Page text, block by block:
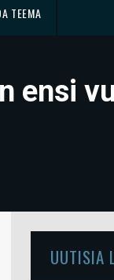
TEEMA
ensi
UUTISIA